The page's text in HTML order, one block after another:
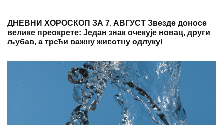
ДНЕВНИ ХОРОСКОП ЗА 7. АВГУСТ Звезде доносе
велике преокрете: Један знак очекује новац, други
љубав, а трећи важну животну одлуку!